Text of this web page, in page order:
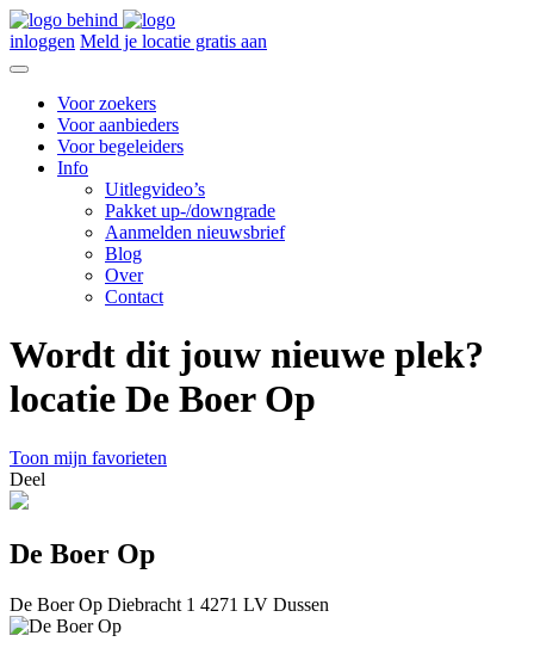
inloggen Meld je locatie gratis aan
Voor zoekers
Voor aanbieders
Voor begeleiders
Info
Uitlegvideo’s
Pakket up-/downgrade
Aanmelden nieuwsbrief
Blog
Over
Contact
Wordt dit jouw nieuwe plek?
locatie De Boer Op
Toon mijn favorieten
Deel
De Boer Op
De Boer Op Diebracht 1 4271 LV Dussen